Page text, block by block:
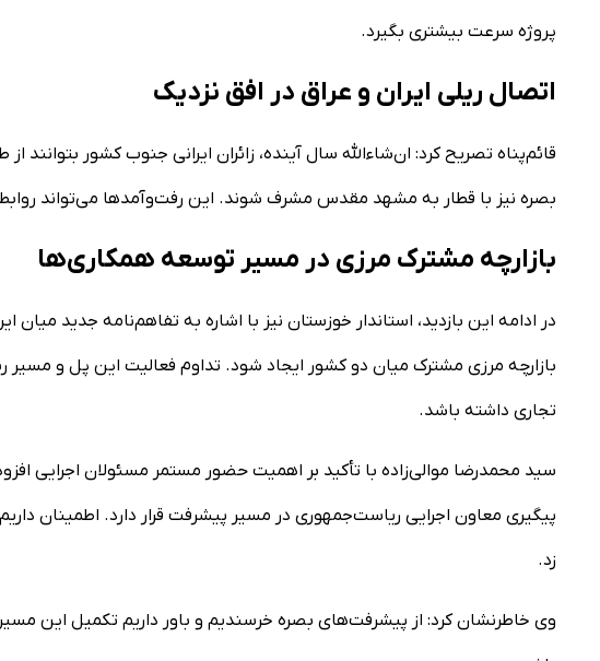
پروژه سرعت بیشتری بگیرد.
اتصال ریلی ایران و عراق در افق نزدیک
قائم‌پناه تصریح کرد: ان‌شاءالله سال آینده، زائران ایرانی جنوب کشور
بصره نیز با قطار به مشهد مقدس مشرف شوند. این رفت‌وآمدها می‌تواند
بازارچه مشترک مرزی در مسیر توسعه همکاری‌ها
در ادامه این بازدید، استاندار خوزستان نیز با اشاره به تفاهم‌نامه جدید
بازارچه مرزی مشترک میان دو کشور ایجاد شود. تداوم فعالیت این پل و
تجاری داشته باشد.
سید محمدرضا موالی‌زاده با تأکید بر اهمیت حضور مستمر مسئولان اجرایی
پیگیری معاون اجرایی ریاست‌جمهوری در مسیر پیشرفت قرار دارد. اطمینان
زد.
وی خاطرنشان کرد: از پیشرفت‌های بصره خرسندیم و باور داریم تکمیل این